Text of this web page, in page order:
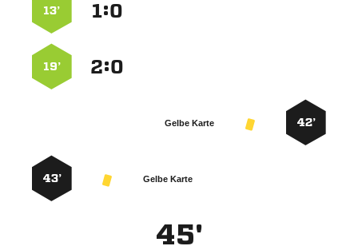
:
13’
:
19’
42’
Gelbe Karte
Gelbe Karte
43’
45'